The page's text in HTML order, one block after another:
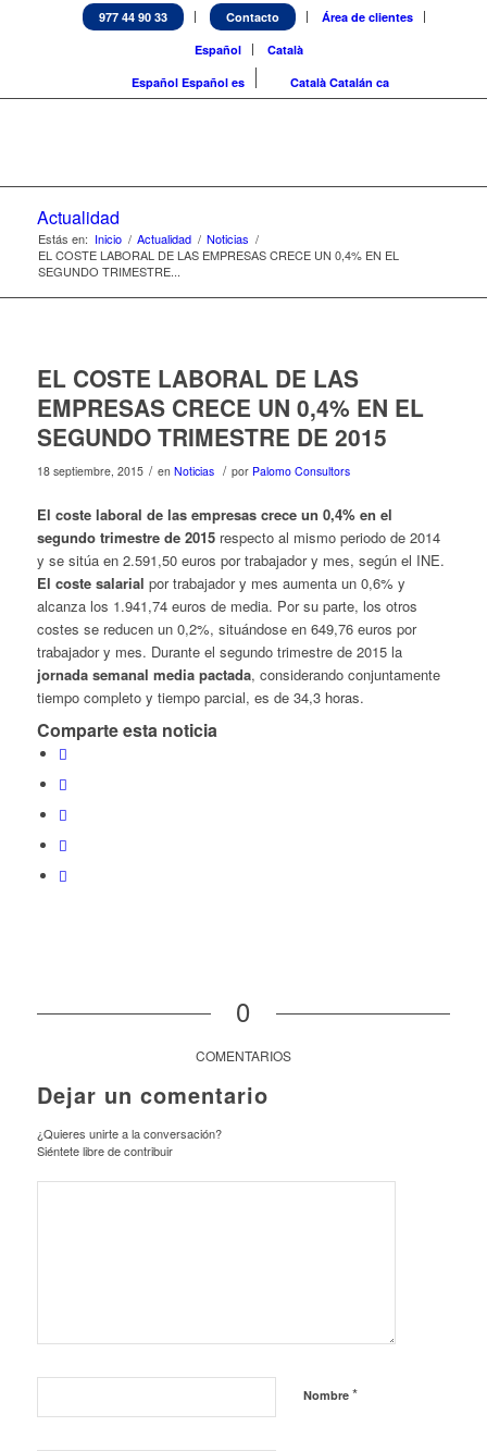
977 44 90 33 Contacto
Área de clientes
Español
Català
Español Español es Català Catalán ca
Actualidad
Estás en: Inicio / Actualidad / Noticias /
EL COSTE LABORAL DE LAS EMPRESAS CRECE UN 0,4% EN EL
SEGUNDO TRIMESTRE...
EL COSTE LABORAL DE LAS
EMPRESAS CRECE UN 0,4% EN EL
SEGUNDO TRIMESTRE DE 2015
18 septiembre, 2015 / en Noticias / por Palomo Consultors
El coste laboral de las empresas crece un 0,4% en el
segundo trimestre de 2015respecto al mismo periodo de 2014
y se sitúa en 2.591,50 euros por trabajador y mes, según el INE.
El coste salarial por trabajador y mes aumenta un 0,6% y
alcanza los 1.941,74 euros de media. Por su parte, los otros
costes se reducen un 0,2%, situándose en 649,76 euros por
trabajador y mes. Durante el segundo trimestre de 2015 la
jornada semanal media pactada, considerando conjuntamente
tiempo completo y tiempo parcial, es de 34,3 horas.
Comparte esta noticia
0
COMENTARIOS
Dejar un comentario
¿Quieres unirte a la conversación?
Siéntete libre de contribuir
Nombre *